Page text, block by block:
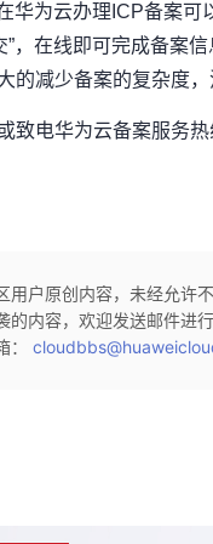
华为云办理ICP备案
”，在线即可完成备案
的减少备案的复杂度，
致电华为云备案服务
用户原创内容，未经允许
的内容，欢迎发送邮件进
：